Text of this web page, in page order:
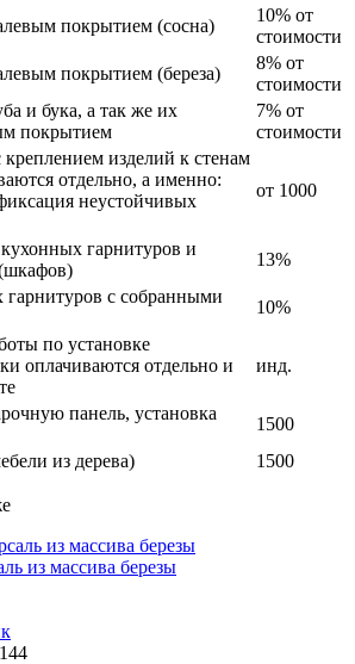
покрытием (сосна)
10% от
стоимости
покрытием (береза)
8% от
стоимости
и бука, а так же их
покрытием
7% от
стоимости
изделий к стенам
отдельно, а именно:
неустойчивых
от 1000
гарнитуров и
13%
гарнитуров с собранными
10%
по установке
оплачиваются отдельно и
инд.
панель, установка
1500
из дерева)
1500
из массива березы